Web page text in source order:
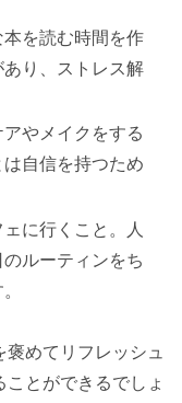
を読む時間を作
り、ストレス解
やメイクをする
自信を持つため
に行くこと。人
ルーティンをち
めてリフレッシュ
とができるでしょ